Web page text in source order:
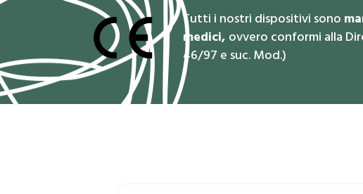
Tutti i nostri dispositivi sono
medici, ovvero conformi alla
46/97 e suc. Mod.)